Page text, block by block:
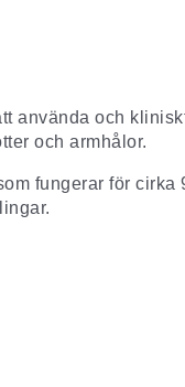
använda och
och armhålor.
fungerar för cirka